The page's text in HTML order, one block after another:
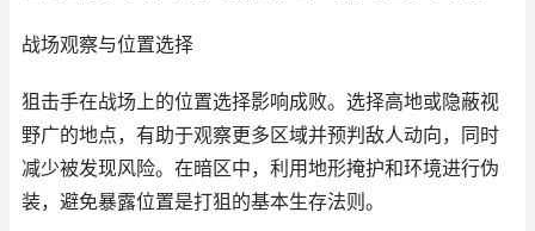
战场观察与位置选择
狙击手在战场上的位置选择影响成败。选择高地或隐蔽视
野广的地点，有助于观察更多区域并预判敌人动向，同时
减少被发现风险。在暗区中，利用地形掩护和环境进行伪
装，避免暴露位置是打狙的基本生存法则。